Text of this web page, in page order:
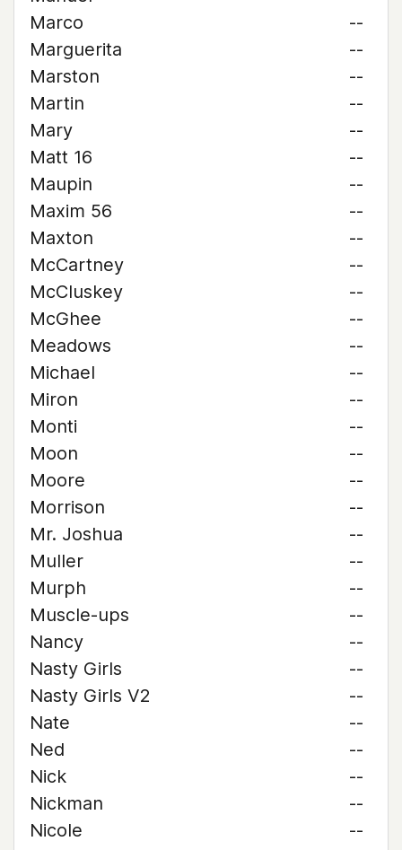
Marco
--
Marguerita
--
Marston
--
Martin
--
Mary
--
Matt 16
--
Maupin
--
Maxim 56
--
Maxton
--
McCartney
--
McCluskey
--
McGhee
--
Meadows
--
Michael
--
Miron
--
Monti
--
Moon
--
Moore
--
Morrison
--
Mr. Joshua
--
Muller
--
Murph
--
Muscle-ups
--
Nancy
--
Nasty Girls
--
Nasty Girls V2
--
Nate
--
Ned
--
Nick
--
Nickman
--
Nicole
--